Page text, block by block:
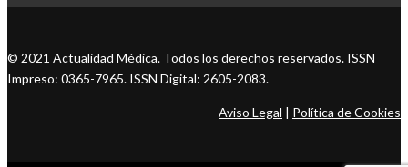
© 2021 Actualidad Médica. Todos los derechos reservados. ISSN
Impreso: 0365-7965. ISSN Digital: 2605-2083.
Aviso Legal | Política de Cookies